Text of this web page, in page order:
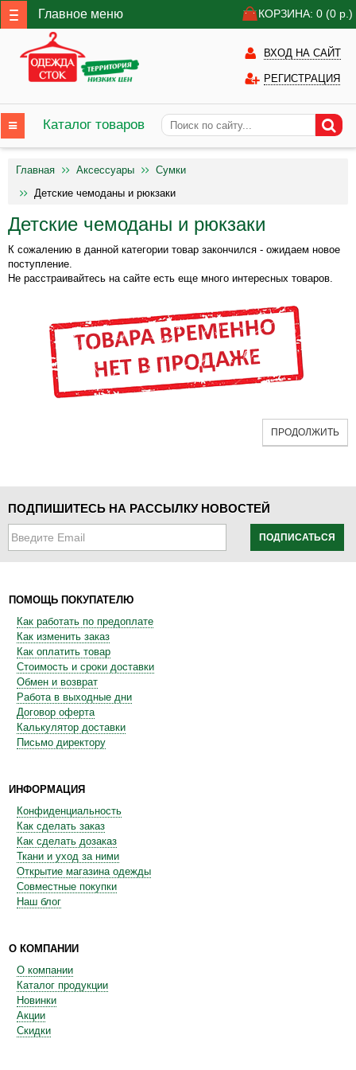
Главное меню КОРЗИНА: 0 (0 р.)
ВХОД НА САЙТ
РЕГИСТРАЦИЯ
Каталог товаров
Главная Аксессуары
Сумки
Детские чемоданы и рюкзаки
Детские чемоданы и рюкзаки
К сожалению в данной категории товар закончился - ожидаем новое
поступление.
Не расстраивайтесь на сайте есть еще много интересных товаров.
ПРОДОЛЖИТЬ
ПОДПИШИТЕСЬ НА РАССЫЛКУ НОВОСТЕЙ
ПОДПИСАТЬСЯ
ПОМОЩЬ ПОКУПАТЕЛЮ
Как работать по предоплате
Как изменить заказ
Как оплатить товар
Стоимость и сроки доставки
Обмен и возврат
Работа в выходные дни
Договор оферта
Калькулятор доставки
Письмо директору
ИНФОРМАЦИЯ
Конфиденциальность
Как сделать заказ
Как сделать дозаказ
Ткани и уход за ними
Открытие магазина одежды
Совместные покупки
Наш блог
О КОМПАНИИ
О компании
Каталог продукции
Новинки
Акции
Скидки